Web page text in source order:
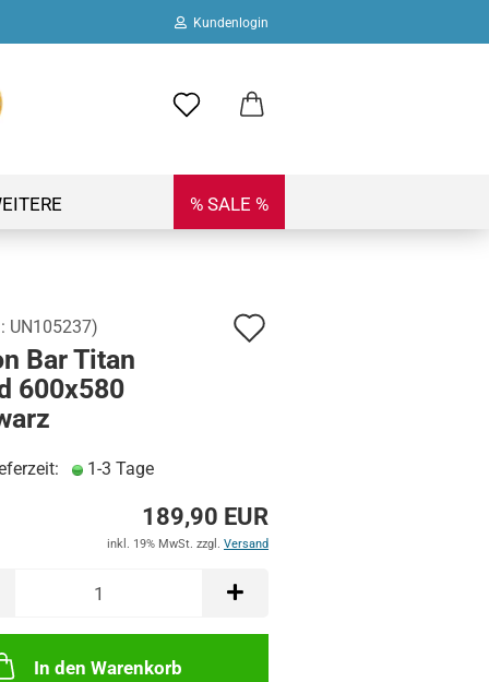
Kundenlogin
erstellen
vergessen?
% SALE %
UN105237)
Bar Titan
600x580
1-3 Tage
189,90 EUR
inkl. 19% MwSt. zzgl. Versand
In den Warenkorb